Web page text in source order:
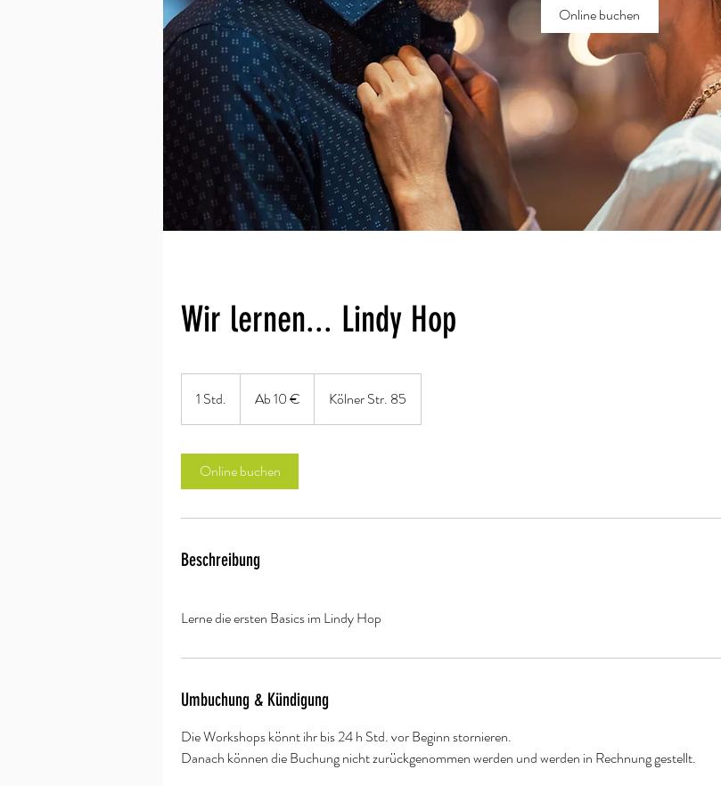
Online buchen
Wir lernen... Lindy Hop
1 Std.
S
EuroAb 10 € Kölner Str. 85
Online buchen
Beschreibung
Lerne die ersten Basics im Lindy Hop
Umbuchung & Kündigung
Die Workshops könnt ihr bis 24 h Std. vor Beginn stornieren.
Danach können die Buchung nicht zurückgenommen werden und werden in Rechnung gestellt.